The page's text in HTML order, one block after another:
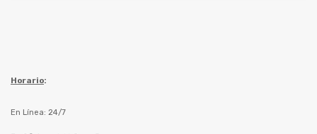
Horario:
En Línea: 24/7